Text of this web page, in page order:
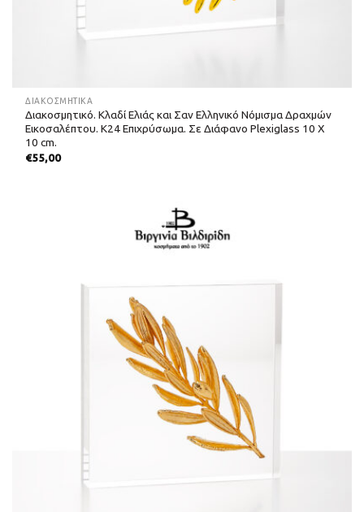
ΔΙΑΚΟΣΜΗΤΙΚΆ
Διακοσμητικό. Κλαδί Ελιάς και Σαν Ελληνικό Νόμισμα Δραχμών
Εικοσαλέπτου. Κ24 Επιχρύσωμα. Σε Διάφανο Plexiglass 10 Χ
10 cm.
€55,00